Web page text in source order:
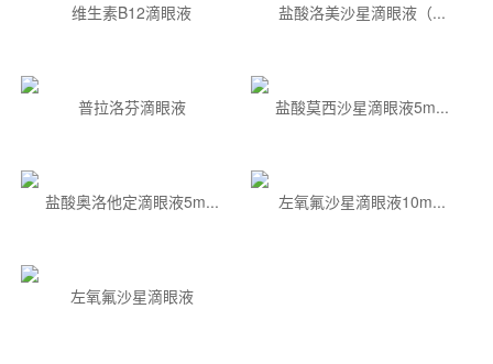
维生素B12滴眼液 盐酸洛美沙星滴眼液（...
普拉洛芬滴眼液 盐酸莫西沙星滴眼液5m...
盐酸奥洛他定滴眼液5m... 左氧氟沙星滴眼液10m...
左氧氟沙星滴眼液